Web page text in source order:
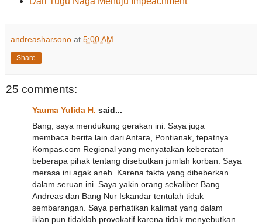
andreasharsono at 5:00 AM
Share
25 comments:
Yauma Yulida H. said...
Bang, saya mendukung gerakan ini. Saya juga
membaca berita lain dari Antara, Pontianak, tepatnya
Kompas.com Regional yang menyatakan keberatan
beberapa pihak tentang disebutkan jumlah korban. Saya
merasa ini agak aneh. Karena fakta yang dibeberkan
dalam seruan ini. Saya yakin orang sekaliber Bang
Andreas dan Bang Nur Iskandar tentulah tidak
sembarangan. Saya perhatikan kalimat yang dalam
iklan pun tidaklah provokatif karena tidak menyebutkan